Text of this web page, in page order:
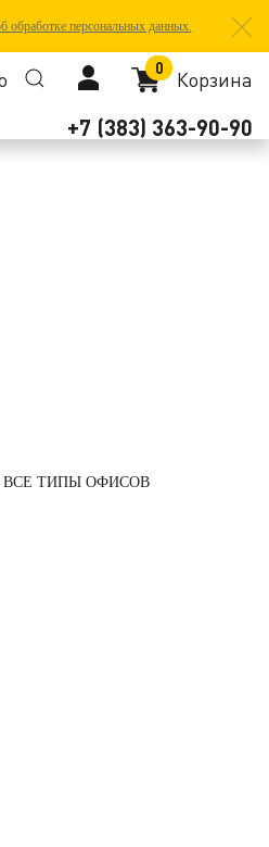
обработке персональных данных.
0 Корзина
+7 (383) 363-90-90
ВСЕ ТИПЫ ОФИСОВ